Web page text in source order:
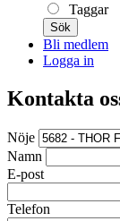
Taggar
Sök
Bli medlem
Logga in
Kontakta
Nöje
Namn
E-post
Telefon